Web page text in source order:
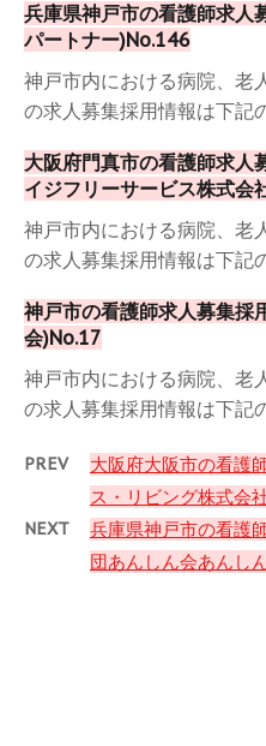
兵庫県神戸市の看護師求人
パートナー)No.146
神戸市内における病院、老
の求人募集採用情報は下記
大阪府門真市の看護師求人
イジフリーサービス株式会
神戸市内における病院、老
の求人募集採用情報は下記
神戸市の看護師求人募集採
会)No.17
神戸市内における病院、老
の求人募集採用情報は下記
PREV
大阪府大阪市の看護
ス・リビング株式会
NEXT
兵庫県神戸市の看護
団あんしん会あんし